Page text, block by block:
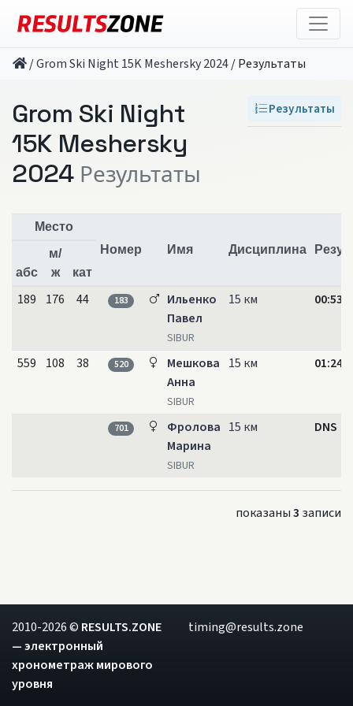
/Grom Ski Night 15K Meshersky 2024/Результаты
Grom Ski Night
15K Meshersky
2024 Результаты
Результаты
Место
Номер
Имя Дисциплина
абс
м/
ж
кат
189 176 44 183
Ильенко
Павел
SIBUR
15 км
559 108 38 520
Мешкова
Анна
SIBUR
15 км
701
Фролова
Марина
SIBUR
15 км DNS
показаны3 записи
2010-2026 © RESULTS.ZONE
— электронный
хронометраж мирового
уровня
timing@results.zone